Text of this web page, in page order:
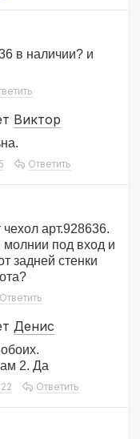
в наличии? и
Виктор
Ответить
арт.928636.
молнии под вход и
задней стенки
Ответить
Денис
2. Да
Ответить